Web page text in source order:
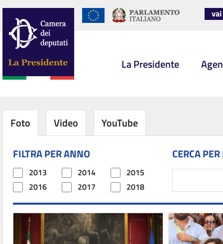
La Presidente
Foto Video
YouTube
FILTRA PER ANNO
2013 2014
2015
2016
2017 2018
CERCA